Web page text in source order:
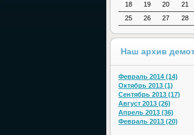
18
19 20 21
25
26 27 28
Наш архив
Февраль 2014 (14)
Октябрь 2013 (1)
Сентябрь 2013 (17)
Август 2013 (26)
Апрель 2013 (36)
Февраль 2013 (20)